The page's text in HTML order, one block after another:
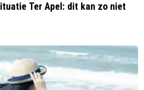
Ter Apel: dit kan zo niet